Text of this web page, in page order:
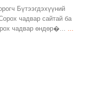
Бүтээгдэхүүний
чадвар сайтай ба
чадвар өндөр�...